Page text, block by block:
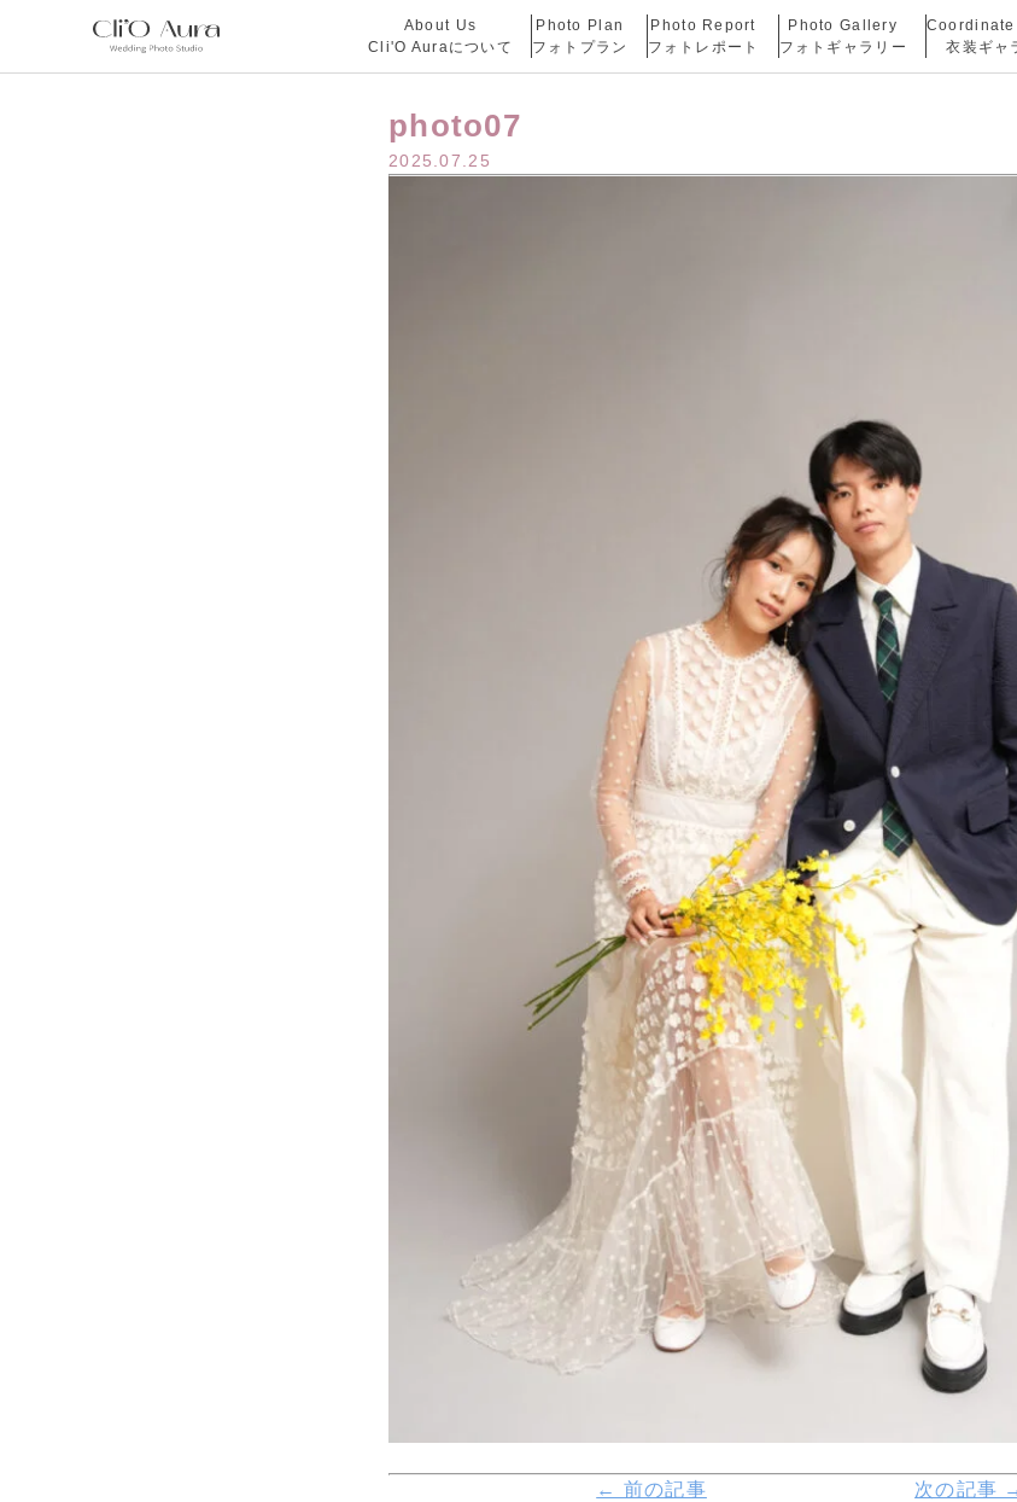
About Us
Cli'O Auraについて
Photo Plan
フォトプラン
Photo Report
フォトレポート
Photo Gallery
フォトギャラリー
衣装ギャ
photo07
2025.07.25
← 前の記事 次の記事